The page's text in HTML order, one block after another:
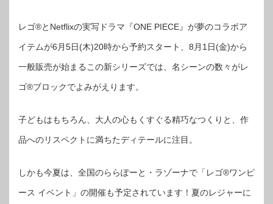
レゴ®とNetflixの実写ドラマ『ONE PIECE』が夢のコラボア
イテムが6月5日(木)20時から予約スタート、8月1日(金)から
一般販売が始まるこの新シリーズでは、名シーンの数々がレ
ゴ®ブロックでよみがえります。
子どもはもちろん、大人の心もくすぐる精巧なつくりと、作
品へのリスペクトに満ちたディテールに注目。
しかも今夏は、全国のららぽーと・ラゾーナで「レゴ®ワンピ
ース イベント」の開催も予定されています！夏のレジャーに